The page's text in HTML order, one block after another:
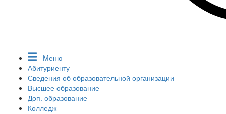
Меню
Абитуриенту
Сведения об образовательной организации
Высшее образование
Доп. образование
Колледж